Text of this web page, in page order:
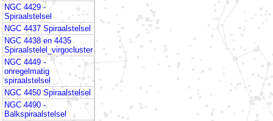
NGC 4429 -
Spiraalstelsel
NGC 4437 Spiraalstelsel
NGC 4438 en 4435
Spiraalstelel_virgocluster
NGC 4449 -
onregelmatig
spiraalstelsel
NGC 4450 Spiraalstelsel
NGC 4490 -
Balkspiraalstelsel